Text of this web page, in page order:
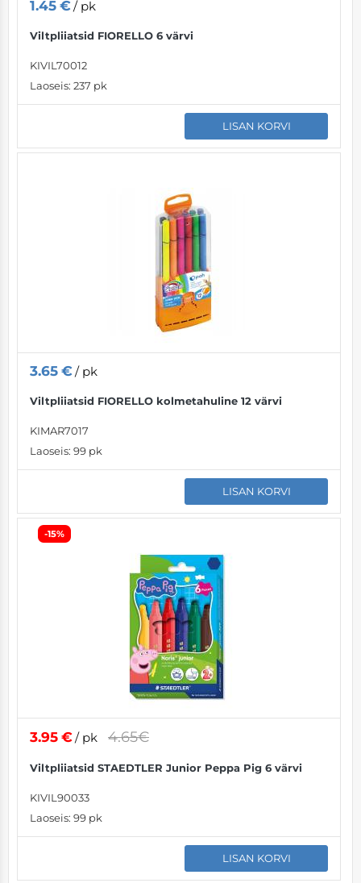
1.45 €/ pk
Viltpliiatsid FIORELLO 6 värvi
KIVIL70012
Laoseis: 237 pk
LISAN KORVI
3.65 €/ pk
Viltpliiatsid FIORELLO kolmetahuline 12 värvi
KIMAR7017
Laoseis: 99 pk
LISAN KORVI
-15%
3.95 €/ pk 4.65€
Viltpliiatsid STAEDTLER Junior Peppa Pig 6 värvi
KIVIL90033
Laoseis: 99 pk
LISAN KORVI